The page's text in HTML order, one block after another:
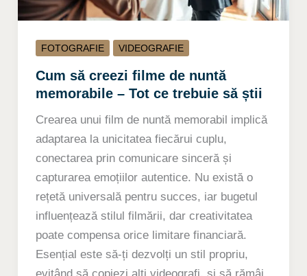
FOTOGRAFIE VIDEOGRAFIE
Cum să creezi filme de nuntă
memorabile – Tot ce trebuie să știi
Crearea unui film de nuntă memorabil implică
adaptarea la unicitatea fiecărui cuplu,
conectarea prin comunicare sinceră și
capturarea emoțiilor autentice. Nu există o
rețetă universală pentru succes, iar bugetul
influențează stilul filmării, dar creativitatea
poate compensa orice limitare financiară.
Esențial este să-ți dezvolți un stil propriu,